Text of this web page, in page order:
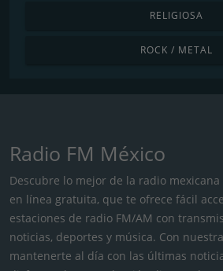
RELIGIOSA
ROCK / METAL
Radio FM México
Descubre lo mejor de la radio
en línea gratuita, que te ofrece fácil
estaciones de radio FM/AM con
noticias, deportes y música. Con
mantenerte al día con las últimas